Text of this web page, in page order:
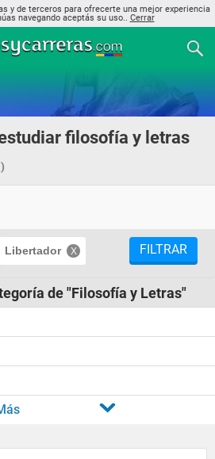
y de terceros para ofrecerte una mejor experiencia
navegando aceptás su uso.. Cerrar
filosofía y letras
Libertador FILTRAR
de "Filosofía y Letras"